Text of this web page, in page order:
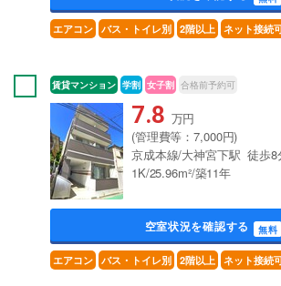
エアコン バス・トイレ別 2階以上 ネット接続
賃貸マンション 学割 女子割 合格前予約可
7.8 万円
(管理費等：7,000円)
京成本線/大神宮下駅 徒歩8
1K/25.96m²/築11年
空室状況を確認する 無料
エアコン バス・トイレ別 2階以上 ネット接続